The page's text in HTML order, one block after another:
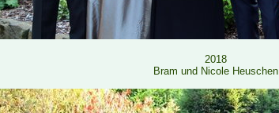
2018
Bram und Nicole Heuschen